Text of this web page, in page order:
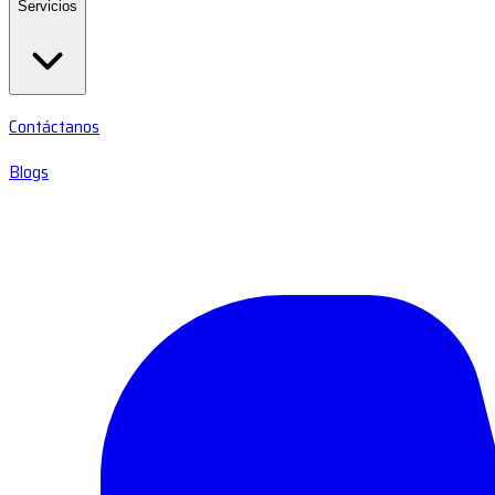
Servicios
Contáctanos
Blogs